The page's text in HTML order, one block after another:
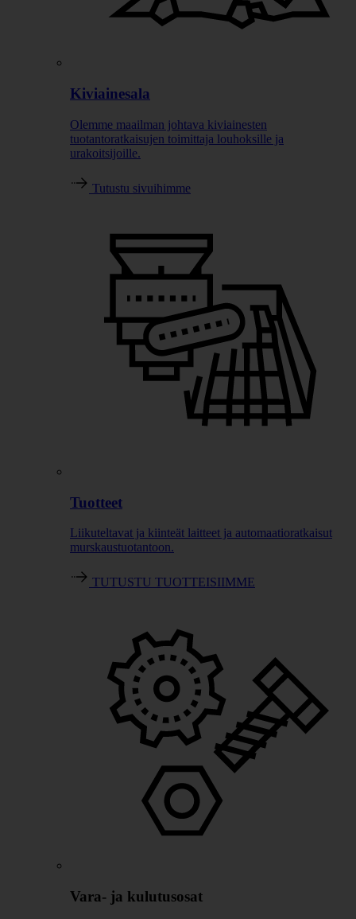
Kiviainesala
Olemme maailman johtava kiviainesten
tuotantoratkaisujen toimittaja louhoksille ja
urakoitsijoille.
Tutustu sivuihimme
Tuotteet
Liikuteltavat ja kiinteät laitteet ja automaatioratkaisut
murskaustuotantoon.
TUTUSTU TUOTTEISIIMME
Vara- ja kulutusosat